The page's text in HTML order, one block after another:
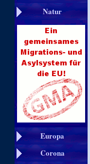
Natur
Europa
Corona